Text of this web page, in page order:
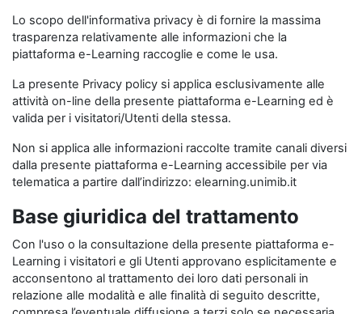
Lo scopo dell'informativa privacy è di fornire la massima
trasparenza relativamente alle informazioni che la
piattaforma e-Learning raccoglie e come le usa.
La presente Privacy policy si applica esclusivamente alle
attività on-line della presente piattaforma e-Learning ed è
valida per i visitatori/Utenti della stessa.
Non si applica alle informazioni raccolte tramite canali diversi
dalla presente piattaforma e-Learning accessibile per via
telematica a partire dall’indirizzo: elearning.unimib.it
Base giuridica del trattamento
Con l'uso o la consultazione della presente piattaforma e-
Learning i visitatori e gli Utenti approvano esplicitamente e
acconsentono al trattamento dei loro dati personali in
relazione alle modalità e alle finalità di seguito descritte,